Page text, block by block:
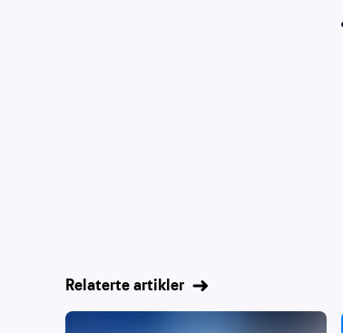
Relaterte artikler